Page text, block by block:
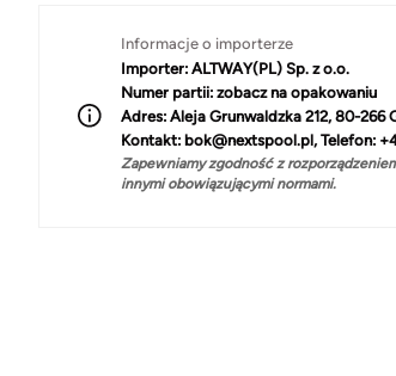
Informacje o importerze
Importer: ALTWAY(PL) Sp. z o.o.
Numer partii: zobacz na opakowaniu
Adres: Aleja Grunwaldzka 212, 80-266
Kontakt: bok@nextspool.pl, Telefon:
Zapewniamy zgodność z
innymi obowiązującymi normami.